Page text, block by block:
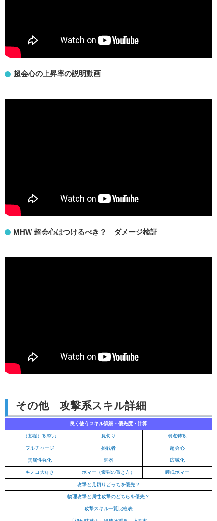
超会心の上昇率の説明動画
MHW 超会心はつけるべき？ ダメージ検証
その他 攻撃系スキル詳細
良く使うスキル詳細・優先度・計算
（基礎）攻撃力 見切り 弱点特攻
フルチャージ 挑戦者 超会心
無属性強化 鈍器 広域化
キノコ大好き ボマー（爆弾の置き方） 睡眠ボマー
攻撃と見切りどっちを優先？
物理攻撃と属性攻撃のどちらを優先？
攻撃スキル一覧比較表